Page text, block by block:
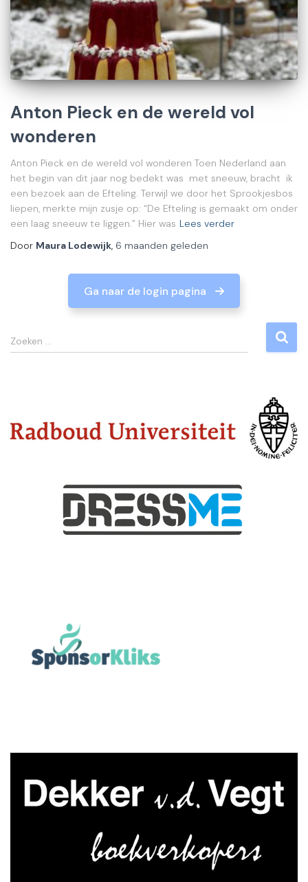
Anton Pieck en de wereld vol
wonderen
Anton Pieck en de wereld vol wonderen Toen Nederland aan
het begin van dit jaar nog bedekt was met sneeuw, bracht ik
een bezoek aan de Efteling. Terwijl we door het Sprookjesbos
liepen, merkte mijn zusje op: “De Efteling is gemaakt om onder
een laag sneeuw te liggen.” Hier was Lees verder
Door Maura Lodewijk, 6 maanden geleden
Ga naar de login pagina
Zoeken …